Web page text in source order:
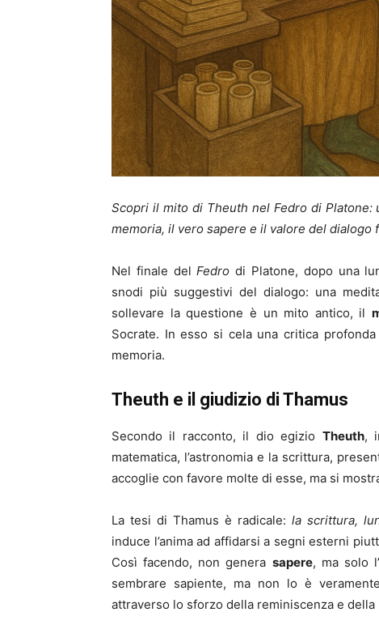
Scopri il mito di Theuth nel Fedro di
memoria, il vero sapere e il valore del dialogo
Nel finale delFedro di Platone, dopo una
snodi più suggestivi del dialogo: una
sollevare la questione è un mito antico, il
Socrate. In esso si cela una critica
memoria.
Theuth e il giudizio di Thamus
Secondo il racconto, il dio egizio Theuth,
matematica, l’astronomia e la scrittura,
accoglie con favore molte di esse, ma si
La tesi di Thamus è radicale: la scrittura,
induce l’anima ad affidarsi a segni esterni
Così facendo, non genera sapere, ma solo
sembrare sapiente, ma non lo è
attraverso lo sforzo della reminiscenza e